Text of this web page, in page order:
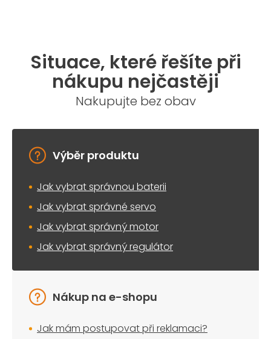
Situace, které řešíte při
nákupu nejčastěji
Nakupujte bez obav
Výběr produktu
Jak vybrat správnou baterii
Jak vybrat správné servo
Jak vybrat správný motor
Jak vybrat správný regulátor
Nákup na e-shopu
Jak mám postupovat při reklamaci?